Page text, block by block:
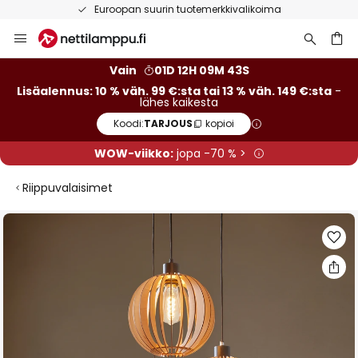
Euroopan suurin tuotemerkkivalikoima
to
Vain
01D 12H 09M 42S
Lisäalennus: 10 % väh. 99 €:sta tai 13 % väh. 149 €:sta -
lähes kaikesta
Koodi:TARJOUS kopioi
WOW-viikko:jopa -70 % >
Riippuvalaisimet
Skip